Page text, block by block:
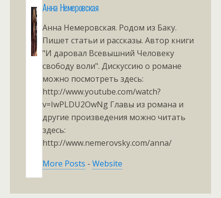
Анна Немеровская
Анна Немеровская. Родом из Баку.
Пишет статьи и рассказы. Автор книги
"И даровал Всевышний Человеку
свободу воли". Дискуссию о романе
можно посмотреть здесь:
http://www.youtube.com/watch?
v=IwPLDU2OwNg Главы из романа и
другие произведения можно читать
здесь:
http://www.nemerovsky.com/anna/
More Posts -Website